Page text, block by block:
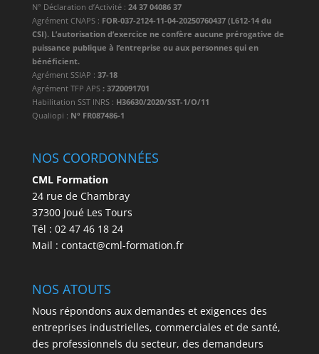
N° Déclaration d’Activité : 24 37 04086 37
Agrément CNAPS : FOR-037-2124-11-04-20250760437 (L612-14 du
CSI). L’autorisation d’exercice ne confère aucune prérogative de
puissance publique à l’entreprise ou aux personnes qui en
bénéficient.
Agrément SSIAP : 37-18
Agrément TFP APS: 3720091701
Habilitation SST INRS : H36630/2020/SST-1/O/11
Qualiopi : N° FR087486-1
NOS COORDONNÉES
CML Formation
24 rue de Chambray
37300 Joué Les Tours
Tél : 02 47 46 18 24
Mail : contact@cml-formation.fr
NOS ATOUTS
Nous répondons aux demandes et exigences des
entreprises industrielles, commerciales et de santé,
des professionnels du secteur, des demandeurs